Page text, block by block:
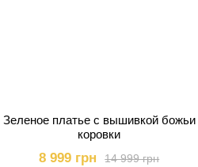
Зеленое платье с вышивкой божьи
коровки
14 999 грн
8 999 грн